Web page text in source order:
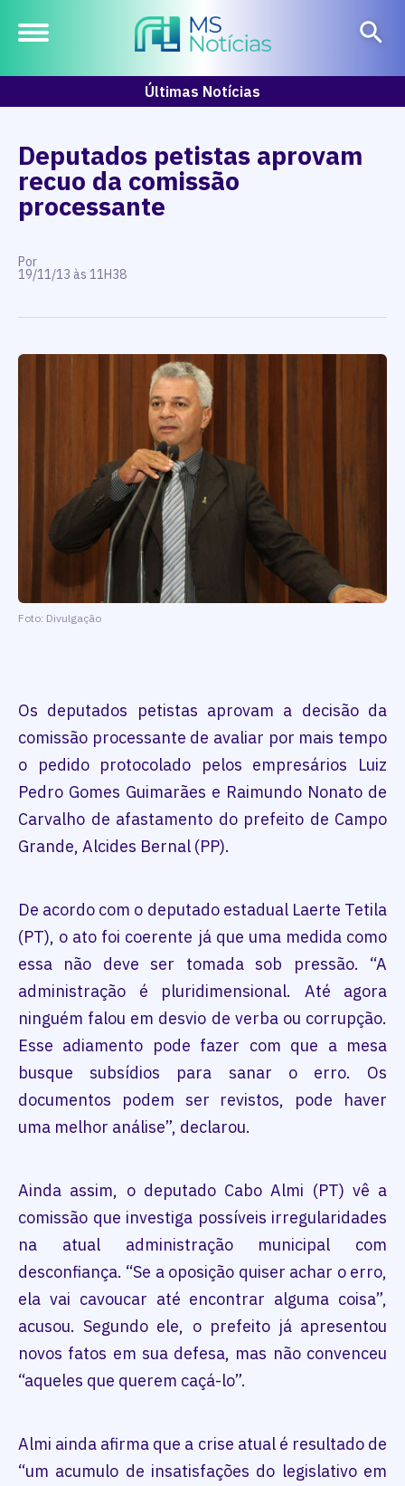
Últimas Notícias
Deputados petistas aprovam
recuo da comissão
processante
Por
19/11/13 às 11H38
Foto: Divulgação
Os deputados petistas aprovam a decisão da
comissão processante de avaliar por mais tempo
o pedido protocolado pelos empresários Luiz
Pedro Gomes Guimarães e Raimundo Nonato de
Carvalho de afastamento do prefeito de Campo
Grande, Alcides Bernal (PP).
De acordo com o deputado estadual Laerte Tetila
(PT), o ato foi coerente já que uma medida como
essa não deve ser tomada sob pressão. “A
administração é pluridimensional. Até agora
ninguém falou em desvio de verba ou corrupção.
Esse adiamento pode fazer com que a mesa
busque subsídios para sanar o erro. Os
documentos podem ser revistos, pode haver
uma melhor análise”, declarou.
Ainda assim, o deputado Cabo Almi (PT) vê a
comissão que investiga possíveis irregularidades
na atual administração municipal com
desconfiança. “Se a oposição quiser achar o erro,
ela vai cavoucar até encontrar alguma coisa”,
acusou. Segundo ele, o prefeito já apresentou
novos fatos em sua defesa, mas não convenceu
“aqueles que querem caçá-lo”.
Almi ainda afirma que a crise atual é resultado de
“um acumulo de insatisfações do legislativo em